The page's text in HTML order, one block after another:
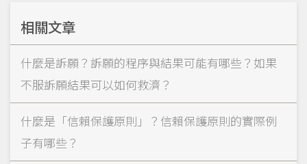
相關文章
什麼是訴願？訴願的程序與結果可能有哪些？如果
不服訴願結果可以如何救濟？
什麼是「信賴保護原則」？信賴保護原則的實際例
子有哪些？